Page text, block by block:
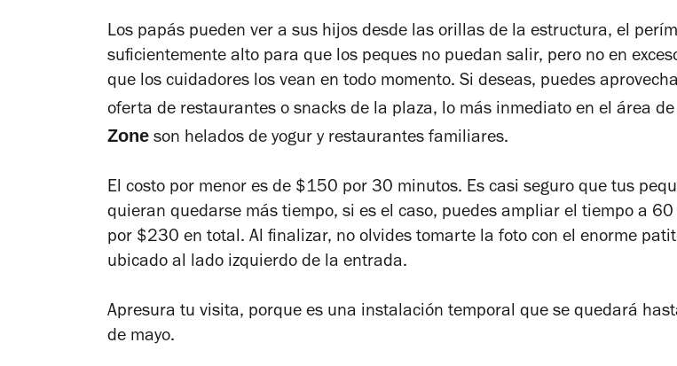
Los papás pueden ver a sus hijos desde las orillas de la estructura, el
suficientemente alto para que los peques no puedan salir, pero no en
que los cuidadores los vean en todo momento. Si deseas, puedes
oferta de restaurantes o snacks de la plaza, lo más inmediato en el área de
Zone son helados de yogur y restaurantes familiares.
El costo por menor es de $150 por 30 minutos. Es casi seguro que tus
quieran quedarse más tiempo, si es el caso, puedes ampliar el tiempo a
por $230 en total. Al finalizar, no olvides tomarte la foto con el enorme
ubicado al lado izquierdo de la entrada.
Apresura tu visita, porque es una instalación temporal que se quedará
de mayo.